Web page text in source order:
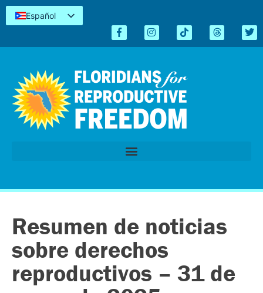
Español
Kreyòl
Tiếng Việt
العربية
اردو
Resumen de noticias
sobre derechos
reproductivos – 31 de